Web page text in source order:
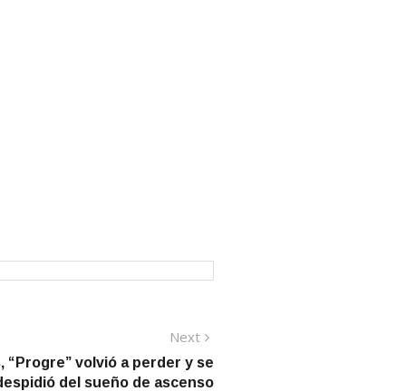
Next
“Progre” volvió a perder y se
del sueño de ascenso